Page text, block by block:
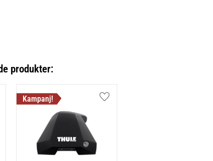
produkter:
till i favoriter Lägg till i favoriter